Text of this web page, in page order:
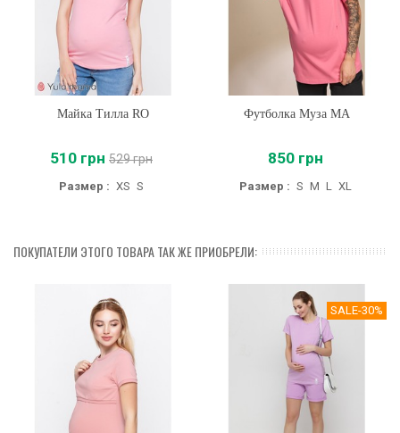
Майка Тилла RO
510 грн 529 грн
Размер : XS S
Футболка Муза MA
850 грн
Размер : S M L XL
ПОКУПАТЕЛИ ЭТОГО ТОВАРА ТАК ЖЕ ПРИОБРЕЛИ:
SALE-30%